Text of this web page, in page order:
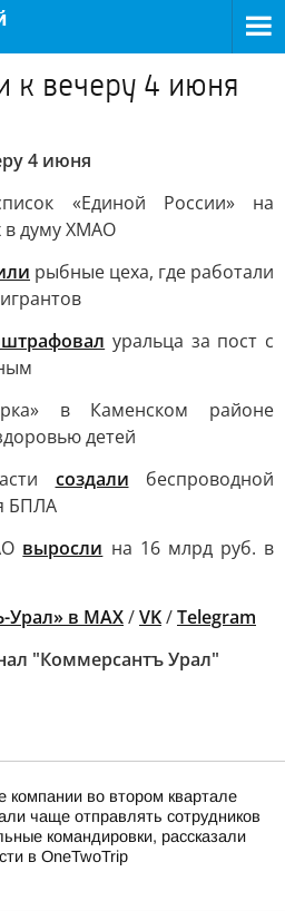
к вечеру 4 июня
4 июня
«Единой России» на
в думу ХМАО
рыбные цеха, где работали
уральца за пост с
в Каменском районе
детей
создали беспроводной
БПЛА
выросли на 16 млрд руб. в
Урал» в MAX/VK/Telegram
"Коммерсантъ Урал"
компании во втором квартале
чаще отправлять сотрудников
командировки, рассказали
в OneTwoTrip